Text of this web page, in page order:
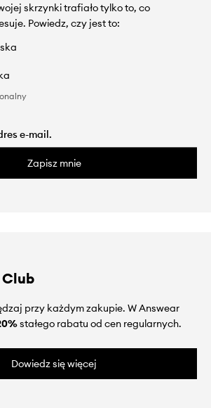
skrzynki trafiało tylko to, co
Powiedz, czy jest to:
Zapisz mnie
przy każdym zakupie. W Answear
stałego rabatu od cen regularnych.
Dowiedz się więcej